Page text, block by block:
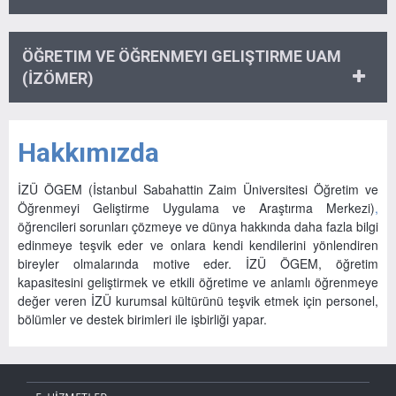
ÖĞRETIM VE ÖĞRENMEYI GELIŞTIRME UAM
(İZÖMER)
Hakkımızda
İZÜ ÖGEM (İstanbul Sabahattin Zaim Üniversitesi Öğretim ve
Öğrenmeyi Geliştirme Uygulama ve Araştırma Merkezi),
öğrencileri sorunları çözmeye ve dünya hakkında daha fazla bilgi
edinmeye teşvik eder ve onlara kendi kendilerini yönlendiren
bireyler olmalarında motive eder. İZÜ ÖGEM, öğretim
kapasitesini geliştirmek ve etkili öğretime ve anlamlı öğrenmeye
değer veren İZÜ kurumsal kültürünü teşvik etmek için personel,
bölümler ve destek birimleri ile işbirliği yapar.